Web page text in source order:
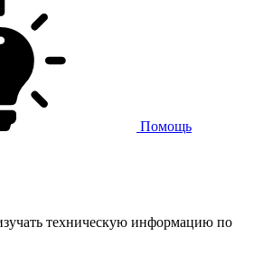
Помощь
техническую информацию по